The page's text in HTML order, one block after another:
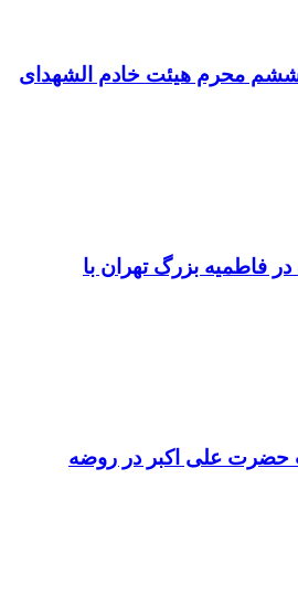
محرم هیئت خادم الشهدای
بزرگ تهران با
حضرت علی اکبر در روضه